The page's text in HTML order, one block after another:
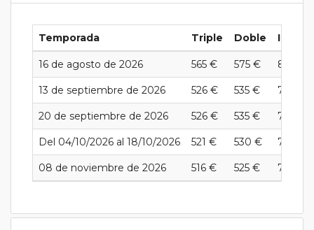
Temporada Triple Doble
16 de agosto de 2026 565 € 575 € 825 €
13 de septiembre de 2026 526 € 535 € 785 €
20 de septiembre de 2026 526 € 535 € 735 €
Del 04/10/2026 al 18/10/2026 521 € 530 € 730 €
08 de noviembre de 2026 516 € 525 € 725 €